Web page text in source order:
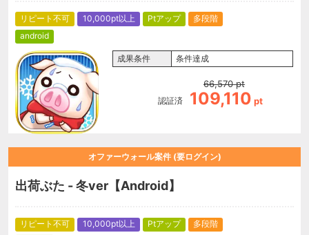
リピート不可 10,000pt以上 Ptアップ
多段階
android
成果条件 条件達成
認証済
66,570 pt
109,110 pt
オファーウォール案件 (要ログイン)
出荷ぶた - 冬ver【Android】
リピート不可 10,000pt以上 Ptアップ
多段階